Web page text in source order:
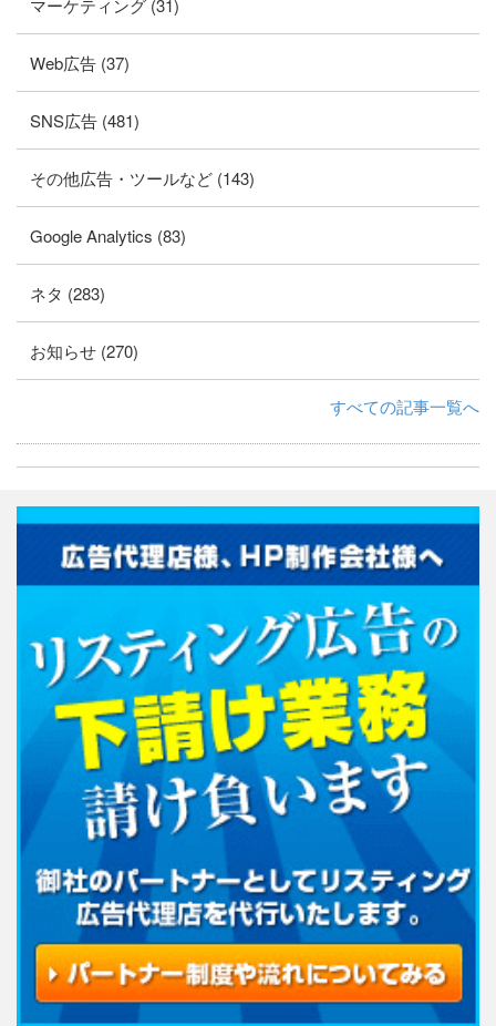
マーケティング (31)
Web広告 (37)
SNS広告 (481)
その他広告・ツールなど (143)
Google Analytics (83)
ネタ (283)
お知らせ (270)
すべての記事一覧へ